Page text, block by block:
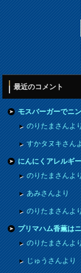
最近のコメント
モスバーガーでニ
のりたまさんよ
すかタヌキさん
にんにくアレルギ
のりたまさんよ
あみさんより
のりたまさんよ
プリマハム香薫は
のりたまさんよ
じゅうさんより